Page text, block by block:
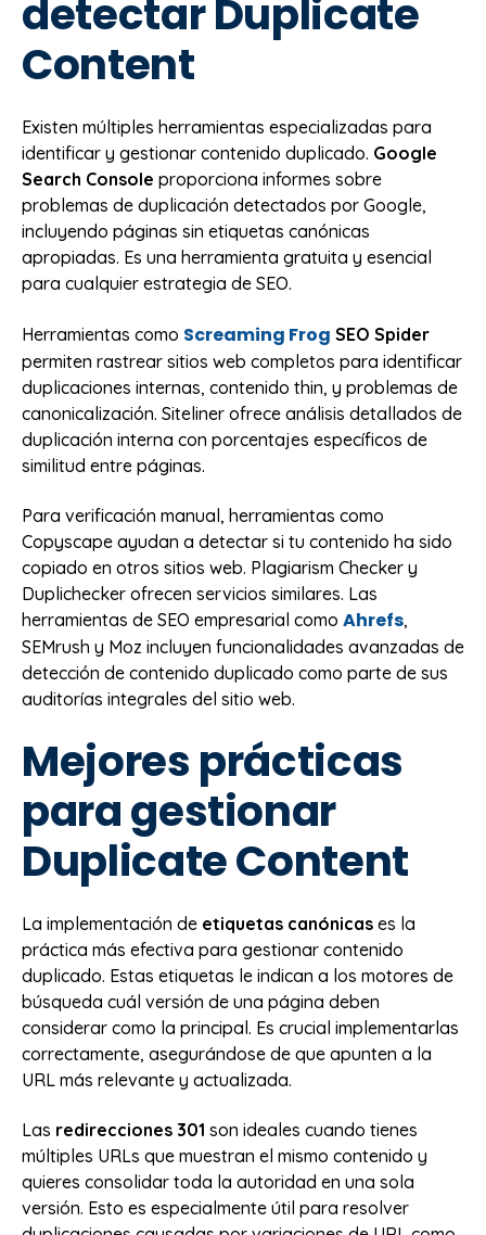
detectar Duplicate
Content
Existen múltiples herramientas especializadas para
identificar y gestionar contenido duplicado. Google
Search Console proporciona informes sobre
problemas de duplicación detectados por Google,
incluyendo páginas sin etiquetas canónicas
apropiadas. Es una herramienta gratuita y esencial
para cualquier estrategia de SEO.
Herramientas como Screaming Frog SEO Spider
permiten rastrear sitios web completos para identificar
duplicaciones internas, contenido thin, y problemas de
canonicalización. Siteliner ofrece análisis detallados de
duplicación interna con porcentajes específicos de
similitud entre páginas.
Para verificación manual, herramientas como
Copyscape ayudan a detectar si tu contenido ha sido
copiado en otros sitios web. Plagiarism Checker y
Duplichecker ofrecen servicios similares. Las
herramientas de SEO empresarial como Ahrefs,
SEMrush y Moz incluyen funcionalidades avanzadas de
detección de contenido duplicado como parte de sus
auditorías integrales del sitio web.
Mejores prácticas
para gestionar
Duplicate Content
La implementación de etiquetas canónicas es la
práctica más efectiva para gestionar contenido
duplicado. Estas etiquetas le indican a los motores de
búsqueda cuál versión de una página deben
considerar como la principal. Es crucial implementarlas
correctamente, asegurándose de que apunten a la
URL más relevante y actualizada.
Las redirecciones 301 son ideales cuando tienes
múltiples URLs que muestran el mismo contenido y
quieres consolidar toda la autoridad en una sola
versión. Esto es especialmente útil para resolver